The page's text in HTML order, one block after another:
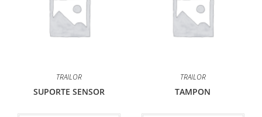
TRAILOR
SUPORTE SENSOR
TRAILOR
TAMPON